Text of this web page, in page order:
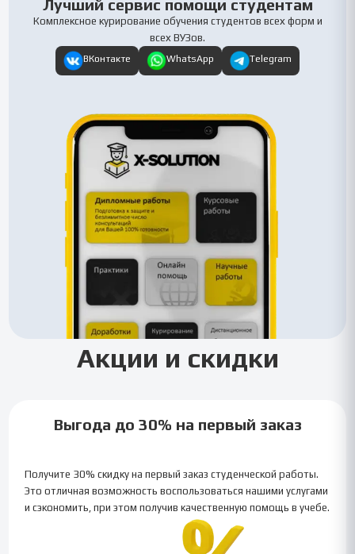
Лучший сервис помощи студентам
Комплексное курирование обучения студентов всех форм и
всех ВУЗов.
ВКонтакте WhatsApp Telegram
Акции и скидки
Выгода до 30% на первый заказ
Получите 30% скидку на первый заказ студенческой работы.
Это отличная возможность воспользоваться нашими услугами
и сэкономить, при этом получив качественную помощь в учебе.